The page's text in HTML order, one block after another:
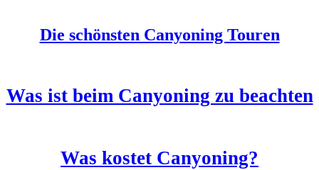
Die schönsten Canyoning Touren
Was ist beim Canyoning zu beachten
Was kostet Canyoning?